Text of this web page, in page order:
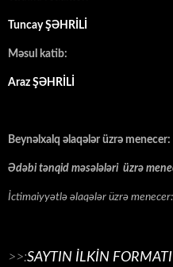
Tuncay ŞƏHRİLİ
Məsul katib:
Araz ŞƏHRİLİ
Beynəlxalq əlaqələr üzrə menecer:
Ədəbi tənqid məsələləri üzrə
İctimaiyyətlə əlaqələr üzrə menecer:
>>:SAYTIN İLKİN FORMATI